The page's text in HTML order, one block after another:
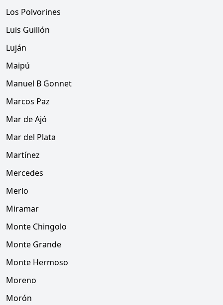
Los Polvorines
Luis Guillón
Luján
Maipú
Manuel B Gonnet
Marcos Paz
Mar de Ajó
Mar del Plata
Martínez
Mercedes
Merlo
Miramar
Monte Chingolo
Monte Grande
Monte Hermoso
Moreno
Morón